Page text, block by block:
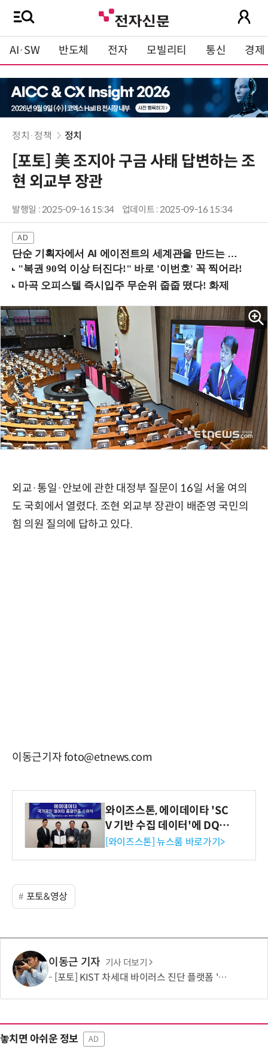
AI·SW 반도체 전자 모빌리티 통신 경제
정치·정책 정치
[포토] 美 조지아 구금 사태 답변하는 조
현 외교부 장관
발행일 : 2025-09-16 15:34 업데이트 : 2025-09-16 15:34
단순 기획자에서 AI 에이전트의 세계관을 만드는 지식 설계자로.. (8/20 강남역)
외교·통일·안보에 관한 대정부 질문이 16일 서울 여의
도 국회에서 열렸다. 조현 외교부 장관이 배준영 국민의
힘 의원 질의에 답하고 있다.
이동근기자 foto@etnews.com
와이즈스톤, 에이데이타 'SC
V 기반 수집 데이터'에 DQ인
증 최고 등급 수여
[와이즈스톤] 뉴스룸 바로가기>
포토&영상
이동근 기자 기사 더보기
[포토] KIST 차세대 바이러스 진단 플랫폼 '퓨전 어세이' 개발
놓치면 아쉬운 정보 AD